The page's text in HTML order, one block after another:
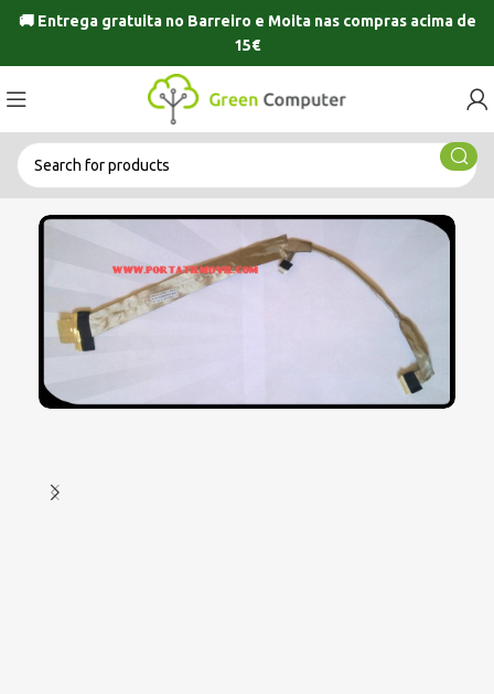
🚚 Entrega gratuita no Barreiro e Moitanas compras acima de
15€